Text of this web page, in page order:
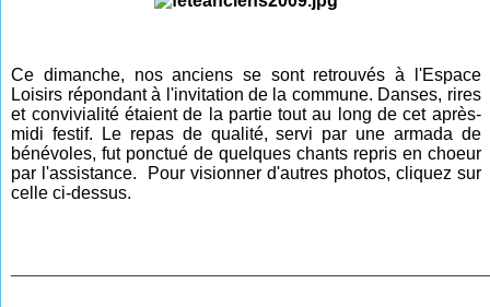
Ce dimanche, nos anciens se sont retrouvés à l'Espace
Loisirs répondant à l'invitation de la commune. Danses, rires
et convivialité étaient de la partie tout au long de cet après-
midi festif. Le repas de qualité, servi par une armada de
bénévoles, fut ponctué de quelques chants repris en choeur
par l'assistance.
Pour visionner d'autres photos, cliquez sur
celle ci-dessus.